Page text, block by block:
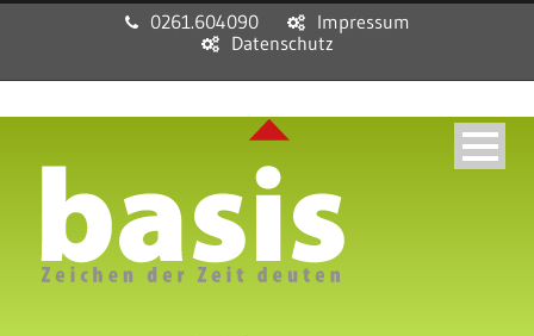
0261.604090
Impressum
Datenschutz